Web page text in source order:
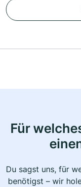
Für
Du sagst uns, für
benötigst – wir